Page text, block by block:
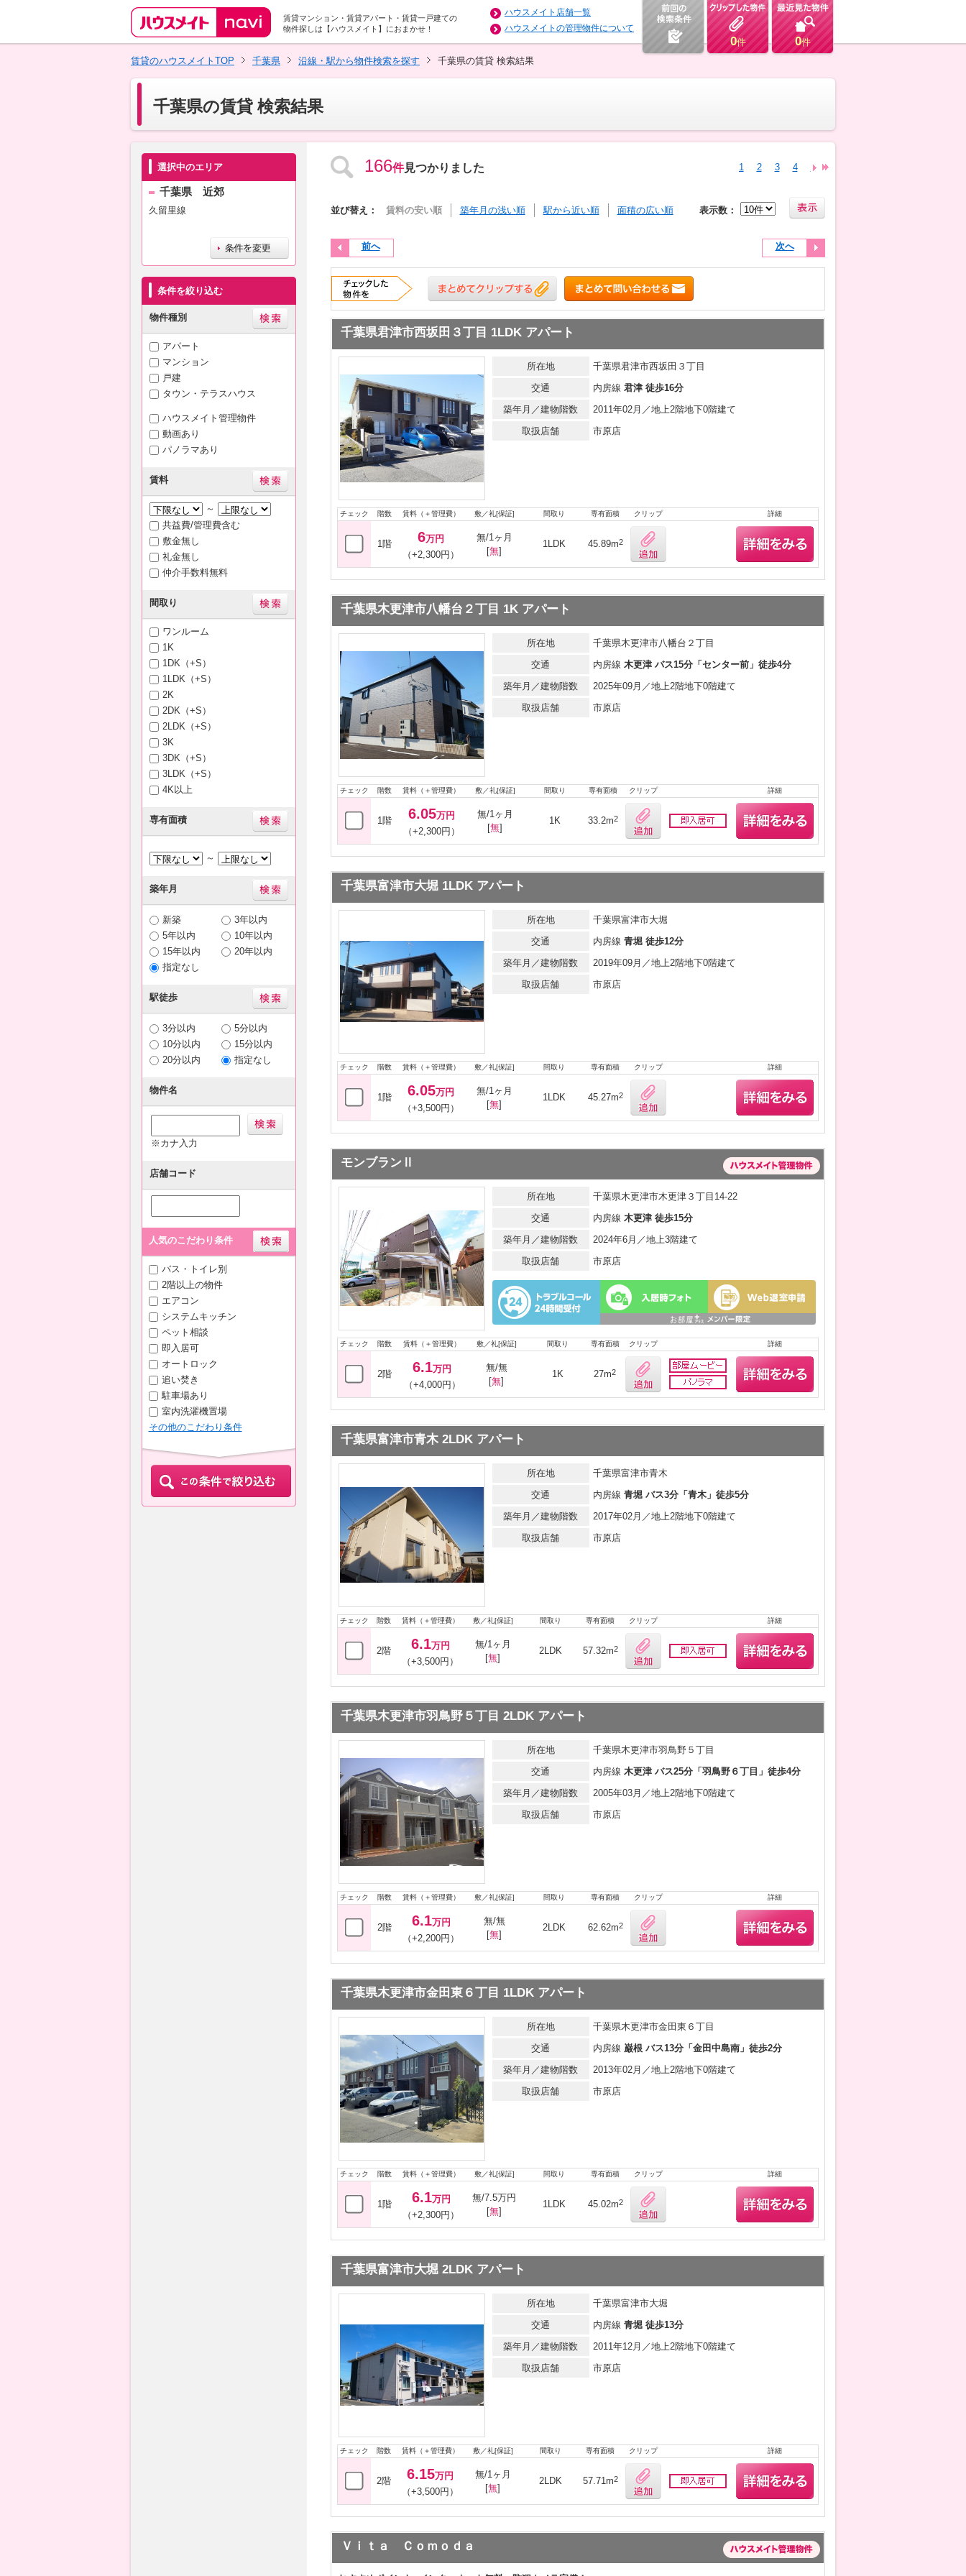
賃貸マンション・賃貸アパート・賃貸一戸建ての
物件探しは【ハウスメイト】におまかせ！
ハウスメイト店舗一覧
ハウスメイトの管理物件について
0件 0件
賃貸のハウスメイトTOP
千葉県 沿線・駅から物件検索を探す 千葉県の賃貸 検索結果
千葉県の賃貸 検索結果
選択中のエリア
千葉県 近郊
久留里線
条件を絞り込む
物件種別
アパート
マンション
戸建
タウン・テラスハウス
ハウスメイト管理物件
動画あり
パノラマあり
賃料
～
共益費/管理費含む
敷金無し
礼金無し
仲介手数料無料
間取り
ワンルーム
1K
1DK（+S）
1LDK（+S）
2K
2DK（+S）
2LDK（+S）
3K
3DK（+S）
3LDK（+S）
4K以上
専有面積
～
築年月
新築
3年以内
5年以内
10年以内
15年以内
20年以内
指定なし
駅徒歩
3分以内
5分以内
10分以内
15分以内
20分以内
指定なし
物件名
※カナ入力
店舗コード
人気のこだわり条件
バス・トイレ別
2階以上の物件
エアコン
システムキッチン
ペット相談
即入居可
オートロック
追い焚き
駐車場あり
室内洗濯機置場
その他のこだわり条件
166件見つかりました 1 2 3 4 5 6
並び替え： 賃料の安い順 築年月の浅い順 駅から近い順 面積の広い順 表示数：
前へ 次へ
千葉県君津市西坂田３丁目 1LDK アパート
所在地
千葉県君津市西坂田３丁目
交通
内房線 君津 徒歩16分
築年月／建物階数
2011年02月／地上2階地下0階建て
取扱店舗
市原店
チェック 階数 賃料（＋管理費） 敷／礼[保証] 間取り 専有面積 クリップ 詳細
1階 6万円
（+2,300円）
無/1ヶ月
[無]
1LDK 45.89m2
千葉県木更津市八幡台２丁目 1K アパート
所在地
千葉県木更津市八幡台２丁目
交通
内房線 木更津 バス15分「センター前」徒歩4分
築年月／建物階数
2025年09月／地上2階地下0階建て
取扱店舗
市原店
チェック 階数 賃料（＋管理費） 敷／礼[保証] 間取り 専有面積 クリップ 詳細
1階 6.05万円
（+2,300円）
無/1ヶ月
[無]
1K 33.2m2
千葉県富津市大堀 1LDK アパート
所在地
千葉県富津市大堀
交通
内房線 青堀 徒歩12分
築年月／建物階数
2019年09月／地上2階地下0階建て
取扱店舗
市原店
チェック 階数 賃料（＋管理費） 敷／礼[保証] 間取り 専有面積 クリップ 詳細
1階 6.05万円
（+3,500円）
無/1ヶ月
[無]
1LDK 45.27m2
モンブランⅡ
所在地
千葉県木更津市木更津３丁目14-22
交通
内房線 木更津 徒歩15分
築年月／建物階数
2024年6月／地上3階建て
取扱店舗
市原店
チェック 階数 賃料（＋管理費） 敷／礼[保証] 間取り 専有面積 クリップ 詳細
2階 6.1万円
（+4,000円）
無/無
[無]
1K 27m2
千葉県富津市青木 2LDK アパート
所在地
千葉県富津市青木
交通
内房線 青堀 バス3分「青木」徒歩5分
築年月／建物階数
2017年02月／地上2階地下0階建て
取扱店舗
市原店
チェック 階数 賃料（＋管理費） 敷／礼[保証] 間取り 専有面積 クリップ 詳細
2階 6.1万円
（+3,500円）
無/1ヶ月
[無]
2LDK 57.32m2
千葉県木更津市羽鳥野５丁目 2LDK アパート
所在地
千葉県木更津市羽鳥野５丁目
交通
内房線 木更津 バス25分「羽鳥野６丁目」徒歩4分
築年月／建物階数
2005年03月／地上2階地下0階建て
取扱店舗
市原店
チェック 階数 賃料（＋管理費） 敷／礼[保証] 間取り 専有面積 クリップ 詳細
2階 6.1万円
（+2,200円）
無/無
[無]
2LDK 62.62m2
千葉県木更津市金田東６丁目 1LDK アパート
所在地
千葉県木更津市金田東６丁目
交通
内房線 巌根 バス13分「金田中島南」徒歩2分
築年月／建物階数
2013年02月／地上2階地下0階建て
取扱店舗
市原店
チェック 階数 賃料（＋管理費） 敷／礼[保証] 間取り 専有面積 クリップ 詳細
1階 6.1万円
（+2,300円）
無/7.5万円
[無]
1LDK 45.02m2
千葉県富津市大堀 2LDK アパート
所在地
千葉県富津市大堀
交通
内房線 青堀 徒歩13分
築年月／建物階数
2011年12月／地上2階地下0階建て
取扱店舗
市原店
チェック 階数 賃料（＋管理費） 敷／礼[保証] 間取り 専有面積 クリップ 詳細
2階 6.15万円
（+3,500円）
無/1ヶ月
[無]
2LDK 57.71m2
Ｖｉｔａ Ｃｏｍｏｄａ